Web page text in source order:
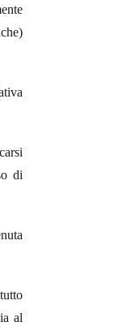
di
al